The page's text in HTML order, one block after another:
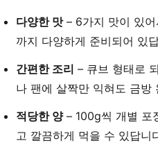
다양한 맛– 6가지 맛이 있어
까지 다양하게 준비되어 있
간편한 조리 – 큐브 형태로
나 팬에 살짝만 익혀도 금방
적당한 양– 100g씩 개별 포
고 깔끔하게 먹을 수 있답니